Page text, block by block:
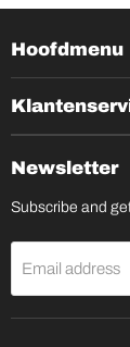
Hoofdmenu
Newsletter
Subscribe and
Email address